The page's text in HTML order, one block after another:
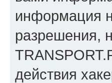
информация
разрешения,
действия